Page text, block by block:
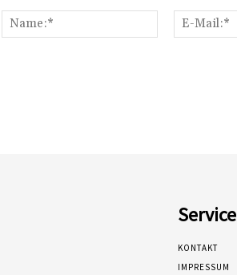
Name:*
Service
KONTAKT
IMPRESSUM